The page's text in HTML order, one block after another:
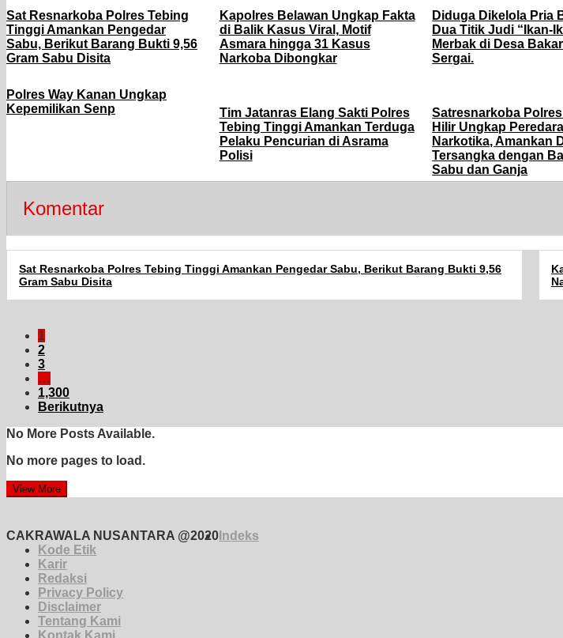
Sat Resnarkoba Polres Tebing
Tinggi Amankan Pengedar
Sabu, Berikut Barang Bukti 9,56
Gram Sabu Disita
Kapolres Belawan Ungkap Fakta
di Balik Kasus Viral, Motif
Asmara hingga 31 Kasus
Narkoba Dibongkar
Diduga Dikelola Pria
Dua Titik Judi “Ikan-
Merbak di Desa
Sergai.
Polres Way Kanan Ungkap
Kepemilikan Senp
Tim Jatanras Elang Sakti Polres
Tebing Tinggi Amankan Terduga
Pelaku Pencurian di Asrama
Polisi
Satresnarkoba
Hilir Ungkap
Narkotika, Amankan
Tersangka dengan
Sabu dan Ganja
Komentar
Sat Resnarkoba Polres Tebing Tinggi Amankan Pengedar Sabu, Berikut Barang Bukti 9,56
Gram Sabu Disita
1
2
3
…
1,300
Berikutnya
No More Posts Available.
No more pages to load.
View More
CAKRAWALA NUSANTARA @2020 Indeks
Kode Etik
Karir
Redaksi
Privacy Policy
Disclaimer
Tentang Kami